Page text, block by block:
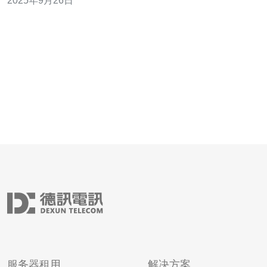
富的内容供您参考。 他是怎么开始自制飞机房的？ 在越南
服务器租用 解决方案